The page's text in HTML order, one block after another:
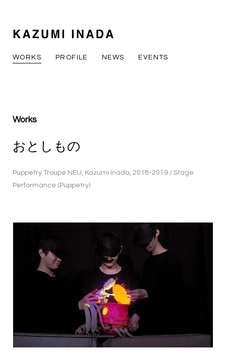
WORKS PROFILE NEWS EVENTS
Works
おとしもの
Puppetry Troupe NEU, Kazumi Inada, 2018-2019 / Stage
Performance (Puppetry)